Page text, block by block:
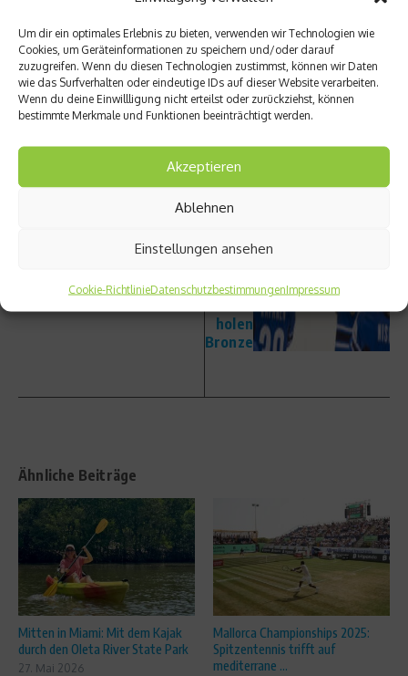
Um dir ein optimales Erlebnis zu bieten, verwenden wir Technologien wie
Cookies, um Geräteinformationen zu speichern und/oder darauf
zuzugreifen. Wenn du diesen Technologien zustimmst, können wir Daten
wie das Surfverhalten oder eindeutige IDs auf dieser Website verarbeiten.
Wenn du deine Einwillligung nicht erteilst oder zurückziehst, können
bestimmte Merkmale und Funktionen beeinträchtigt werden.
Akzeptieren
Ablehnen
Einstellungen ansehen
Cookie-RichtlinieDatenschutzbestimmungenImpressum
vorheriger Beitrag
„An
apple a
day…“
– Äpfel
den
Choles
piegel
Nächster Beitrag
Finnlan
d ist
neuer
Eishoc
Weltm
eister
Schwe
Zweite
Tschec
holen
Bronze
Ähnliche Beiträge
Mitten in Miami: Mit dem Kajak
durch den Oleta River State Park
27. Mai 2026
Mallorca Championships 2025:
Spitzentennis trifft auf
mediterrane ...